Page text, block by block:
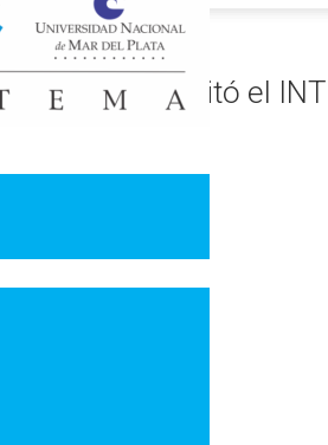
visitó el INTEMA
Franchi visitó el